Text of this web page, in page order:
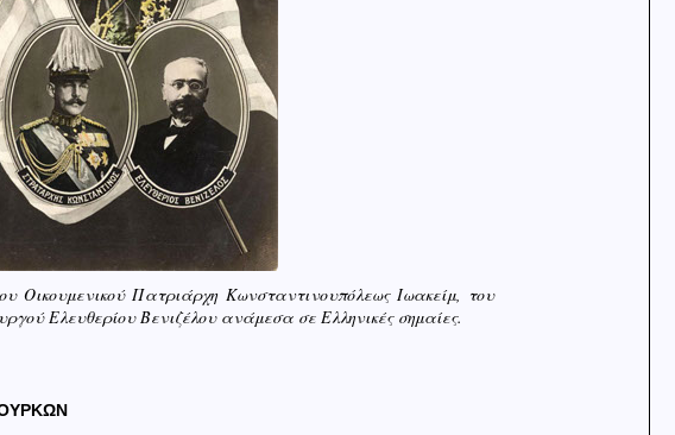
Οικουμενικού Πατριάρχη Κωνσταντινουπόλεως Ιωακείμ, του
Ελευθερίου Βενιζέλου ανάμεσα σε Ελληνικές σημαίες.